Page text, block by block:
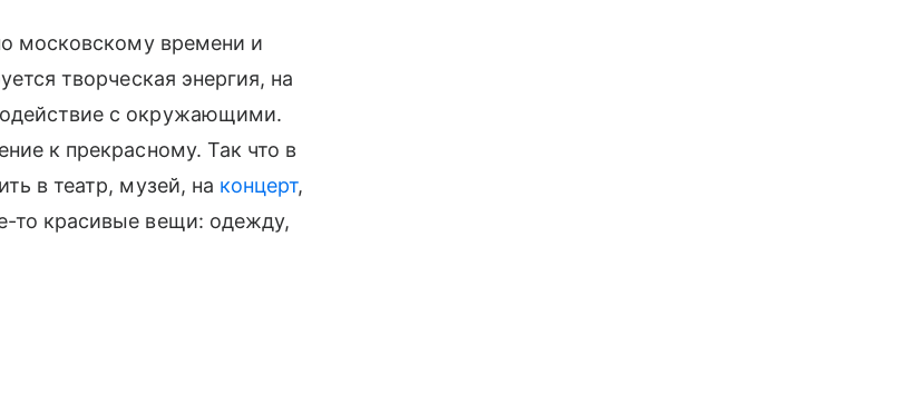
московскому времени и
творческая энергия, на
с окружающими.
к прекрасному. Так что в
в театр, музей, на концерт,
то красивые вещи: одежду,